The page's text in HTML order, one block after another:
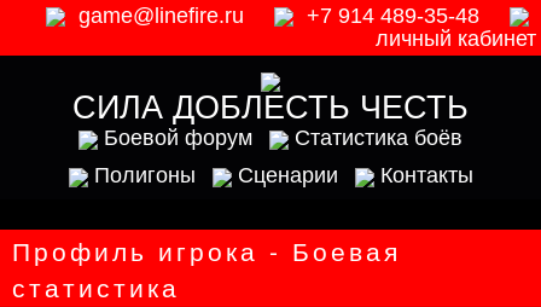
game@linefire.ru
+7 914 489-35-48
личный кабинет
СИЛА ДОБЛЕСТЬ ЧЕСТЬ
Боевой форум
Статистика боёв
Полигоны
Сценарии Контакты
Профиль игрока - Боевая
статистика